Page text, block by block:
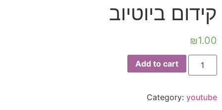
קידום ביוטיוב
₪1.00
Add to cart
Category: youtube